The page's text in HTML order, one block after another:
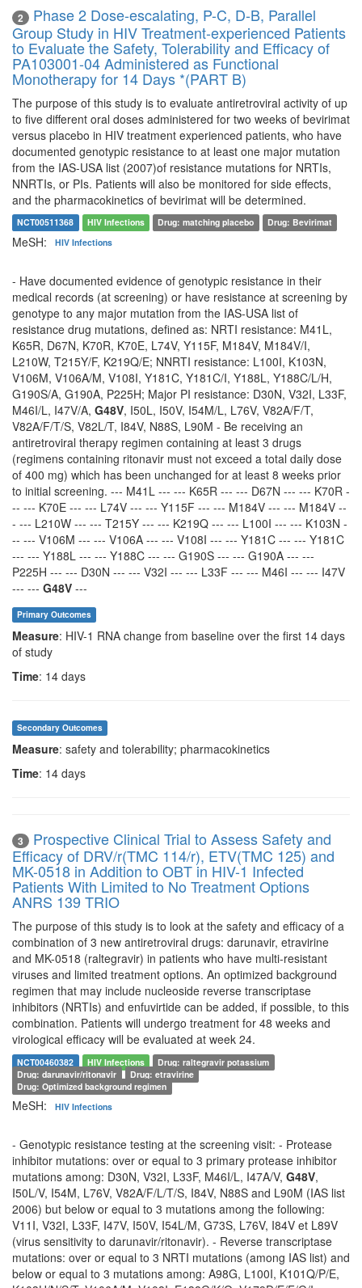
2
Phase 2 Dose-escalating, P-C, D-B, Parallel
Group Study in HIV Treatment-experienced Patients
to Evaluate the Safety, Tolerability and Efficacy of
PA103001-04 Administered as Functional
Monotherapy for 14 Days *(PART B)
The purpose of this study is to evaluate antiretroviral activity of up
to five different oral doses administered for two weeks of bevirimat
versus placebo in HIV treatment experienced patients, who have
documented genotypic resistance to at least one major mutation
from the IAS-USA list (2007)of resistance mutations for NRTIs,
NNRTIs, or PIs. Patients will also be monitored for side effects,
and the pharmacokinetics of bevirimat will be determined.
NCT00511368 HIV Infections Drug: matching placebo Drug: Bevirimat
MeSH: HIV Infections
- Have documented evidence of genotypic resistance in their
medical records (at screening) or have resistance at screening by
genotype to any major mutation from the IAS-USA list of
resistance drug mutations, defined as: NRTI resistance: M41L,
K65R, D67N, K70R, K70E, L74V, Y115F, M184V, M184V/I,
L210W, T215Y/F, K219Q/E; NNRTI resistance: L100I, K103N,
V106M, V106A/M, V108I, Y181C, Y181C/I, Y188L, Y188C/L/H,
G190S/A, G190A, P225H; Major PI resistance: D30N, V32I, L33F,
M46I/L, I47V/A, G48V, I50L, I50V, I54M/L, L76V, V82A/F/T,
V82A/F/T/S, V82L/T, I84V, N88S, L90M - Be receiving an
antiretroviral therapy regimen containing at least 3 drugs
(regimens containing ritonavir must not exceed a total daily dose
of 400 mg) which has been unchanged for at least 8 weeks prior
to initial screening. --- M41L --- --- K65R --- --- D67N --- --- K70R -
-- --- K70E --- --- L74V --- --- Y115F --- --- M184V --- --- M184V --
- --- L210W --- --- T215Y --- --- K219Q --- --- L100I --- --- K103N -
-- --- V106M --- --- V106A --- --- V108I --- --- Y181C --- --- Y181C
--- --- Y188L --- --- Y188C --- --- G190S --- --- G190A --- ---
P225H --- --- D30N --- --- V32I --- --- L33F --- --- M46I --- --- I47V
--- --- G48V ---
Primary Outcomes
Measure: HIV-1 RNA change from baseline over the first 14 days
of study
Time: 14 days
Secondary Outcomes
Measure: safety and tolerability; pharmacokinetics
Time: 14 days
3
Prospective Clinical Trial to Assess Safety and
Efficacy of DRV/r(TMC 114/r), ETV(TMC 125) and
MK-0518 in Addition to OBT in HIV-1 Infected
Patients With Limited to No Treatment Options
ANRS 139 TRIO
The purpose of this study is to look at the safety and efficacy of a
combination of 3 new antiretroviral drugs: darunavir, etravirine
and MK-0518 (raltegravir) in patients who have multi-resistant
viruses and limited treatment options. An optimized background
regimen that may include nucleoside reverse transcriptase
inhibitors (NRTIs) and enfuvirtide can be added, if possible, to this
combination. Patients will undergo treatment for 48 weeks and
virological efficacy will be evaluated at week 24.
NCT00460382 HIV Infections
Drug: raltegravir potassium
Drug: darunavir/ritonavir
Drug: etravirine
Drug: Optimized background regimen
MeSH: HIV Infections
- Genotypic resistance testing at the screening visit: - Protease
inhibitor mutations: over or equal to 3 primary protease inhibitor
mutations among: D30N, V32I, L33F, M46I/L, I47A/V, G48V,
I50L/V, I54M, L76V, V82A/F/L/T/S, I84V, N88S and L90M (IAS list
2006) but below or equal to 3 mutations among the following:
V11I, V32I, L33F, I47V, I50V, I54L/M, G73S, L76V, I84V et L89V
(virus sensitivity to darunavir/ritonavir). - Reverse transcriptase
mutations: over or equal to 3 NRTI mutations (among IAS list) and
below or equal to 3 mutations among: A98G, L100I, K101Q/P/E,